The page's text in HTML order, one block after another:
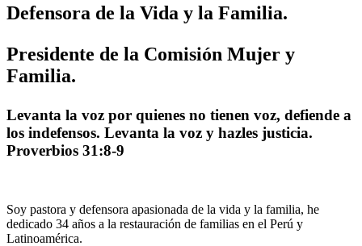
Defensora de la Vida y la Familia.
Presidente de la Comisión Mujer y
Familia.
Levanta la voz por quienes no tienen voz, defiende a
los indefensos. Levanta la voz y hazles justicia.
Proverbios 31:8-9
Soy pastora y defensora apasionada de la vida y la familia, he
dedicado 34 años a la restauración de familias en el Perú y
Latinoamérica.